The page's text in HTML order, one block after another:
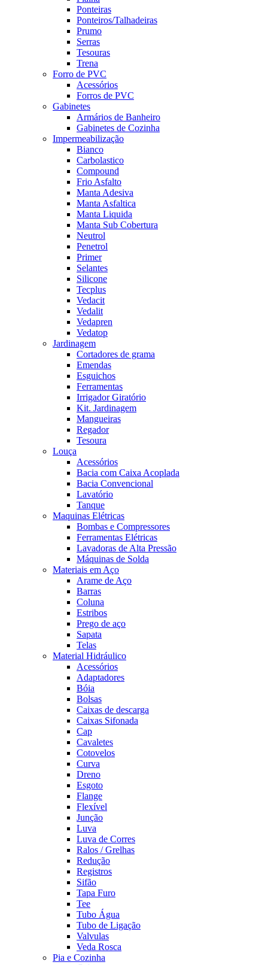
Ponteiras
Ponteiros/Talhadeiras
Prumo
Serras
Tesouras
Trena
Forro de PVC
Acessórios
Forros de PVC
Gabinetes
Armários de Banheiro
Gabinetes de Cozinha
Impermeabilização
Bianco
Carbolastico
Compound
Frio Asfalto
Manta Adesiva
Manta Asfaltica
Manta Liquida
Manta Sub Cobertura
Neutrol
Penetrol
Primer
Selantes
Silicone
Tecplus
Vedacit
Vedalit
Vedapren
Vedatop
Jardinagem
Cortadores de grama
Emendas
Esguichos
Ferramentas
Irrigador Giratório
Kit. Jardinagem
Mangueiras
Regador
Tesoura
Louça
Acessórios
Bacia com Caixa Acoplada
Bacia Convencional
Lavatório
Tanque
Maquinas Elétricas
Bombas e Compressores
Ferramentas Elétricas
Lavadoras de Alta Pressão
Máquinas de Solda
Materiais em Aço
Arame de Aço
Barras
Coluna
Estribos
Prego de aço
Sapata
Telas
Material Hidráulico
Acessórios
Adaptadores
Bóia
Bolsas
Caixas de descarga
Caixas Sifonada
Cap
Cavaletes
Cotovelos
Curva
Dreno
Esgoto
Flange
Flexível
Junção
Luva
Luva de Corres
Ralos / Grelhas
Redução
Registros
Sifão
Tapa Furo
Tee
Tubo Água
Tubo de Ligação
Valvulas
Veda Rosca
Pia e Cozinha